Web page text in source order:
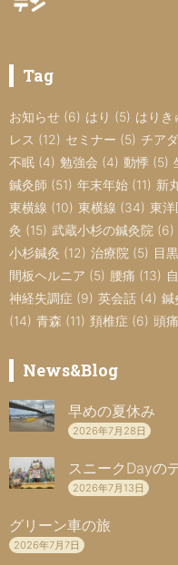
Tag
お知らせ (6) はり (5) はりき
レス (12) セミナー (5) チア
不眠 (4) 勉強会 (4) 動悸 (5)
鍼灸師 (51) 年末年始 (11) 新
東横線 (10) 東横線 (34) 東
灸 (15) 武蔵小杉の鍼灸院 (6)
小杉鍼灸 (12) 治療院 (5) 目
間板ヘルニア (5) 腰痛 (13)
神経失調症 (9) 英会話 (4) 鍼
(14) 青森 (11) 頚椎症 (6) 頭痛
News&Blog
早めの夏休み
2026年7月28日
スニークDayの
2026年7月13日
グリーン車の旅
2026年7月7日